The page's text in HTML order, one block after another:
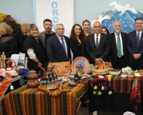
RÖPORTAJ
SAĞLIK
SARIYER HABERLERİ
SARIYER İMAR BARIŞI